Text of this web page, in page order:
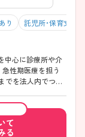
り 託児所・保育支援
中心に診療所や介
性期医療を担う
でを法人内でつな
域医療に長く携わ
きる、地域密着
児保育／学童あり
て
る